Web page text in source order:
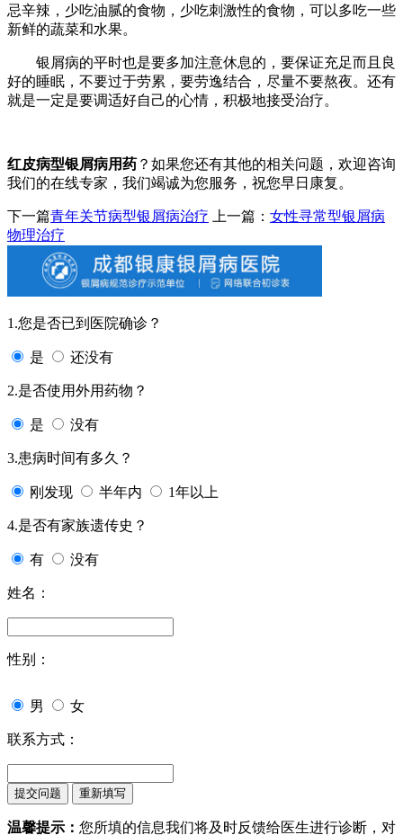
忌辛辣，少吃油腻的食物，少吃刺激性的食物，可以多吃一些
新鲜的蔬菜和水果。
银屑病的平时也是要多加注意休息的，要保证充足而且良
好的睡眠，不要过于劳累，要劳逸结合，尽量不要熬夜。还有
就是一定是要调适好自己的心情，积极地接受治疗。
红皮病型银屑病用药 ？如果您还有其他的相关问题，欢迎咨询
我们的在线专家，我们竭诚为您服务，祝您早日康复。
下一篇青年关节病型银屑病治疗 上一篇： 女性寻常型银屑病
物理治疗
1.您是否已到医院确诊？
是 还没有
2.是否使用外用药物？
是 没有
3.患病时间有多久？
刚发现 半年内 1年以上
4.是否有家族遗传史？
有 没有
姓名：
性别：
男 女
联系方式：
温馨提示： 您所填的信息我们将及时反馈给医生进行诊断，对